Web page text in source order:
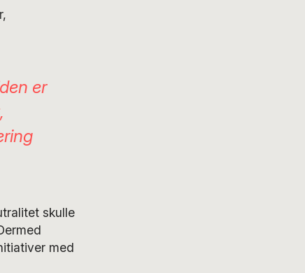
er
skulle
med